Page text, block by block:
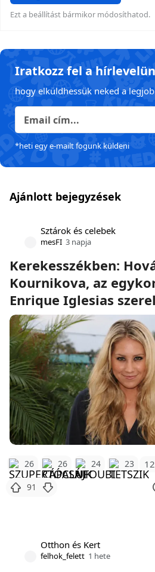
Ezt a beállítást bármikor módosíthatod.
Iratkozz fel a
hogy elküldhessük neked a
*heti egy e-mailt fogunk küldeni
Ajánlott bejegyzések
Sztárok és celebek
mesFI 3 napja
Kerekesszékben:
Kournikova, az
Enrique Iglesias
26 26 24 23
91
Otthon és Kert
felhok_felett 1 hete